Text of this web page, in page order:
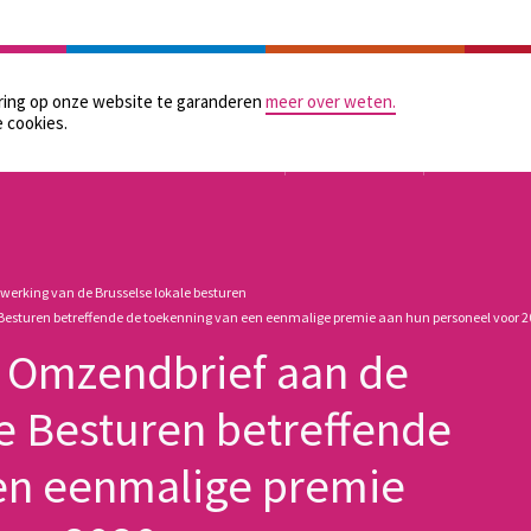
op onze website te garanderen meer over weten.
cookies.
van de Brusselse lokale besturen
betreffende de toekenning van een eenmalige premie aan hun personeel voor
aan de
Besturen betreffende
eenmalige premie